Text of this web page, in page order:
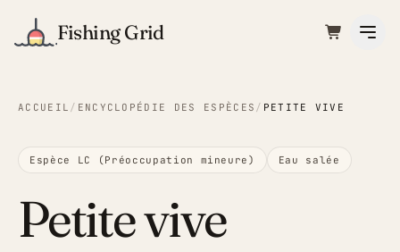
Fishing Grid
ACCUEIL / ENCYCLOPÉDIE DES ESPÈCES / PETITE VIVE
Espèce LC (Préoccupation mineure) Eau salée
Petite vive